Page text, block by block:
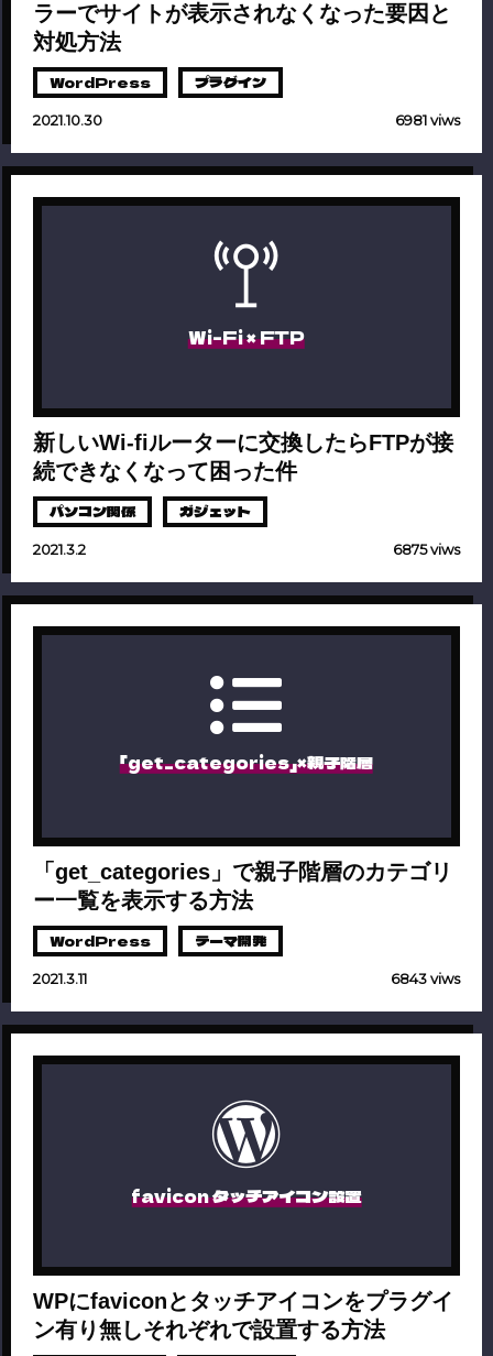
ラーでサイトが表示されなくなった要因と
対処方法
WordPress プラグイン
2021.10.30 6981 viws
Wi-Fi × FTP
新しいWi-fiルーターに交換したらFTPが接
続できなくなって困った件
パソコン関係 ガジェット
2021.3.2 6875 viws
「get_categories」×親子階層
「get_categories」で親子階層のカテゴリ
ー一覧を表示する方法
WordPress テーマ開発
2021.3.11 6843 viws
favicon タッチアイコン設置
WPにfaviconとタッチアイコンをプラグイ
ン有り無しそれぞれで設置する方法